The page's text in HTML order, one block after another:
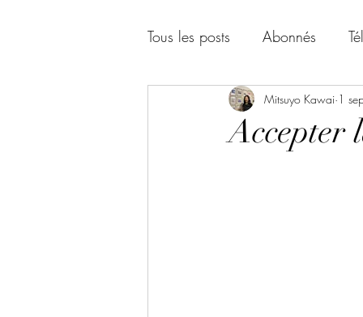
Tous les posts Abonnés
Accepter
Mitsuyo Kawai 1